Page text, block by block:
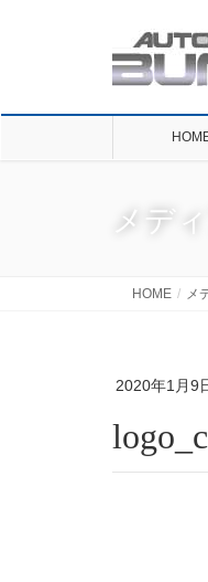
メデ
HOME メ
2020年1月9